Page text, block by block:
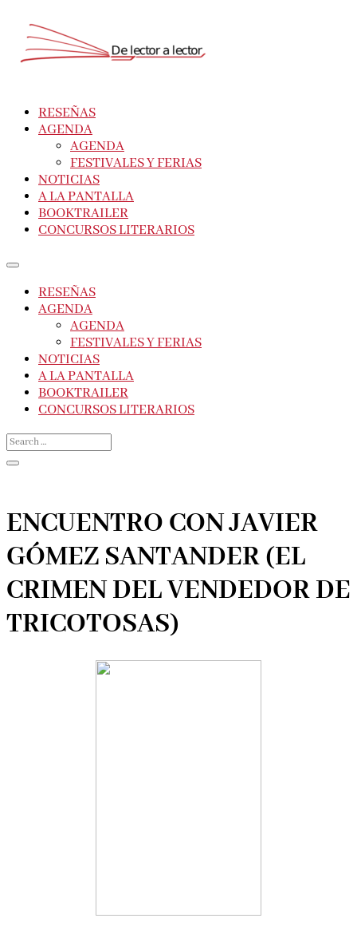
RESEÑAS
AGENDA
AGENDA
FESTIVALES Y FERIAS
NOTICIAS
A LA PANTALLA
BOOKTRAILER
CONCURSOS LITERARIOS
RESEÑAS
AGENDA
AGENDA
FESTIVALES Y FERIAS
NOTICIAS
A LA PANTALLA
BOOKTRAILER
CONCURSOS LITERARIOS
ENCUENTRO CON JAVIER
GÓMEZ SANTANDER (EL
CRIMEN DEL VENDEDOR DE
TRICOTOSAS)